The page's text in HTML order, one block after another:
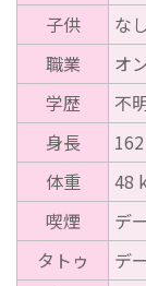
子供
なし
職業
オ
学歴
不
身長
体重
48
喫煙
デ
タトゥ
デ